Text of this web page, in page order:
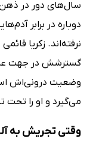
سال‌های دور در ذهن
دوباره در برابر
نرفته‌اند. زکریا
گسترشش در جهت
وضعیت درونی‌اش
می‌گیرد و او را تحت
وقتی تجریش به